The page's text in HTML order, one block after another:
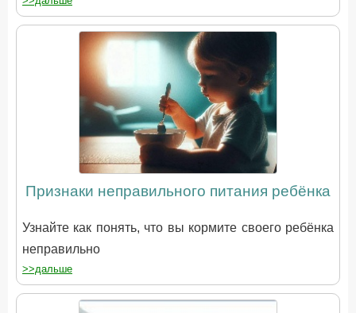
Признаки неправильного питания ребёнка
Узнайте как понять, что вы кормите своего ребёнка
неправильно
>>дальше